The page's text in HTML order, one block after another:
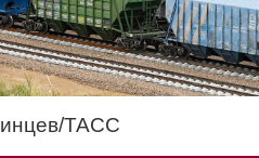
ТАСС